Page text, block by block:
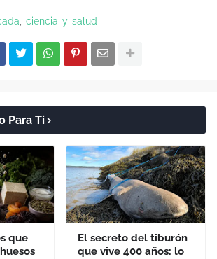
ciencia-y-salud
Para Ti
que
El secreto del tiburón
que vive 400 años: lo